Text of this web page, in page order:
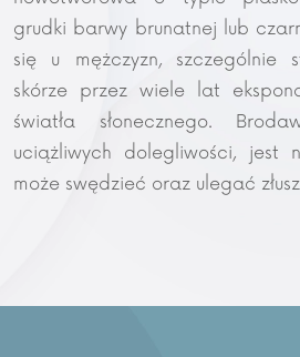
grudki barwy brunatnej lub
się u mężczyzn, szczególnie
skórze przez wiele lat
światła słonecznego.
uciążliwych dolegliwości, jest
może swędzieć oraz ulegać